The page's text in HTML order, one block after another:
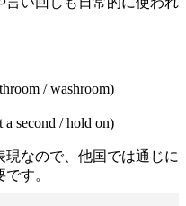
/ washroom)
second / hold on)
現なので、他国では通じに
す。